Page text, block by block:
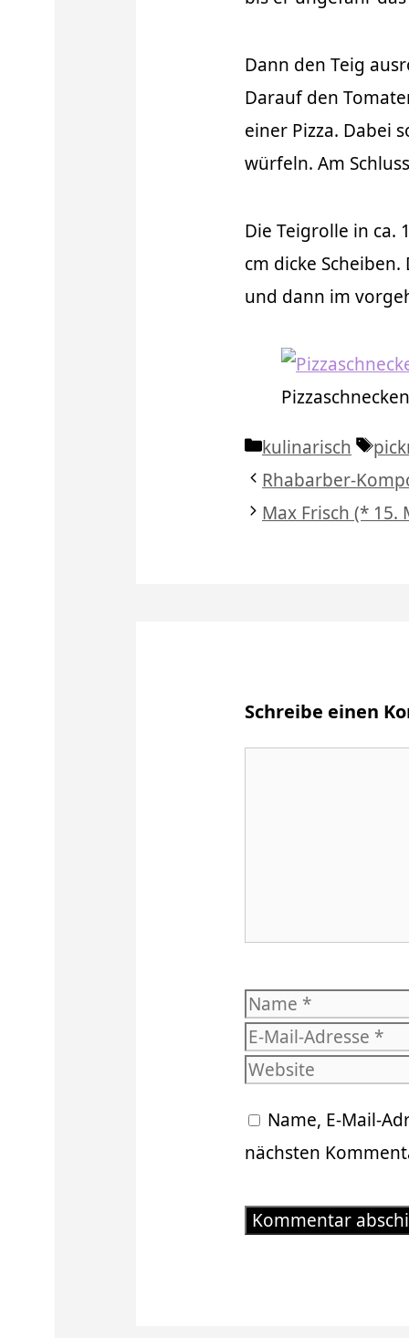
Dann den Teig
Darauf den
einer Pizza. Dabei
würfeln. Am
Die Teigrolle in ca.
cm dicke
und dann im
Kategorien
kulinarisch
Rhabarber-
Max Frisch (* 15.
Schreibe einen
Name
Name, E-Mail-
nächsten